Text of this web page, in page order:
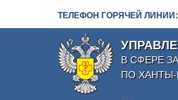
ТЕЛЕФОН ГОРЯЧЕЙ ЛИНИИ:
В СФЕРЕ
ПО